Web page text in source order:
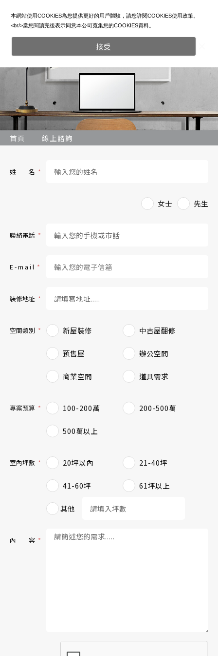
本網站使用COOKIES為您提供更好的用戶體驗，請您詳閱COOKIES使用政策。
<br/>當您閱讀完後表示同意本公司蒐集您的COOKIES資料。
接受
首頁 線上諮詢
姓 名
女士 先生
聯絡電話
E - m a i l
裝修地址
空間類別 新屋裝修 中古屋翻修
預售屋 辦公空間
商業空間 道具需求
專案預算 100-200萬 200-500萬
500萬以上
室內坪數 20坪以內 21-40坪
41-60坪 61坪以上
其他
內 容